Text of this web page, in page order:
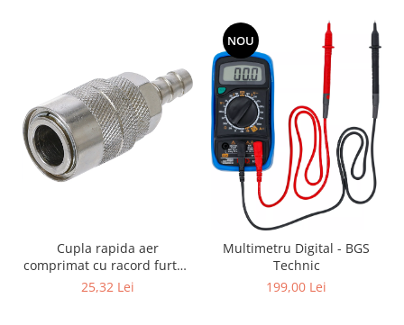
Cupla rapida aer
comprimat cu racord furtun
8 mm (5/16") | SUA / Franta
25,32 Lei
NOU
Multimetru Digital - BGS
Technic
199,00 Lei